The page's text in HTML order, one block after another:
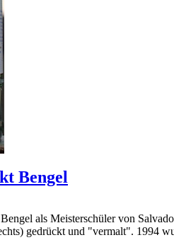
Bengel
als Meisterschüler von
gedrückt und "vermalt". 1994